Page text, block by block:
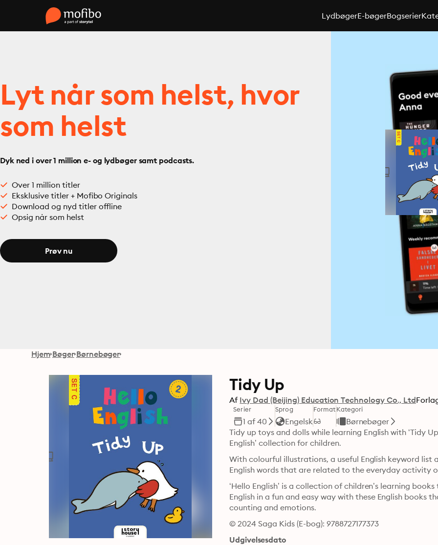
LydbøgerE-bøgerBogserier
Lyt når som helst, hvor
som helst
Dyk ned i over 1 million e- og lydbøger samt podcasts.
Over 1 million titler
Eksklusive titler + Mofibo Originals
Download og nyd titler offline
Opsig når som helst
Prøv nu
Hjem Bøger Børnebøger
Tidy Up
Af Ivy Dad (Beijing) Education Technology Co., Ltd
Serier
1 af 40
Sprog
Engelsk
FormatKategori
Børnebøger
Tidy up toys and dolls while learning English with ‘Tidy
English’ collection for children.
With colourful illustrations, a useful English keyword
‘Hello English’ is a collection of children’s learning
English in a fun and easy way with these English books
counting and emotions.
© 2024 Saga Kids (E-bog): 9788727177373
Udgivelsesdato